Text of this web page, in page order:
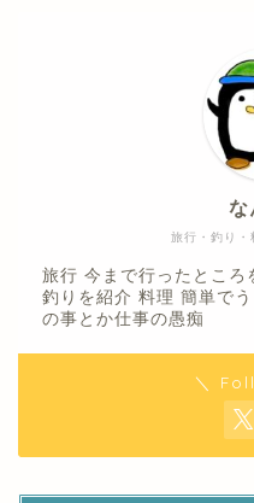
旅行・釣り・
な
旅行 今まで行ったところ
釣りを紹介 料理 簡単で
の事とか仕事の愚痴
＼